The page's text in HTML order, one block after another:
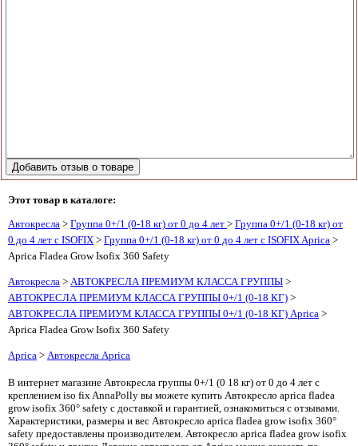
Этот товар в каталоге:
Автокресла > Группа 0+/1 (0-18 кг) от 0 до 4 лет > Группа 0+/1 (0-18 кг) от
0 до 4 лет с ISOFIX > Группа 0+/1 (0-18 кг) от 0 до 4 лет с ISOFIX Aprica >
Aprica Fladea Grow Isofix 360 Safety
Автокресла > АВТОКРЕСЛА ПРЕМИУМ КЛАССА ГРУППЫ >
АВТОКРЕСЛА ПРЕМИУМ КЛАССА ГРУППЫ 0+/1 (0-18 КГ) >
АВТОКРЕСЛА ПРЕМИУМ КЛАССА ГРУППЫ 0+/1 (0-18 КГ) Aprica >
Aprica Fladea Grow Isofix 360 Safety
Aprica > Автокресла Aprica
В интернет магазине Автокресла группы 0+/1 (0 18 кг) от 0 до 4 лет с
креплением iso fix AnnaPolly вы можете купить Автокресло aprica fladea
grow isofix 360° safety с доставкой и гарантией, ознакомиться с отзывами.
Характеристики, размеры и вес Автокресло aprica fladea grow isofix 360°
safety предоставлены производителем. Автокресло aprica fladea grow isofix